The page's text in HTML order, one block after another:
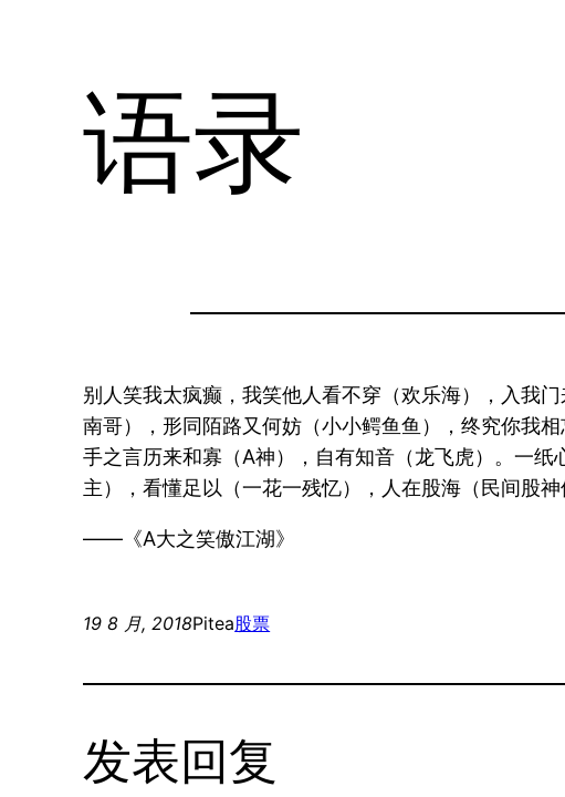
语录
别人笑我太疯癫，我笑他人看不穿（欢乐海），入我
南哥），形同陌路又何妨（小小鳄鱼鱼），终究你我
手之言历来和寡（A神），自有知音（龙飞虎）。一
主），看懂足以（一花一残忆），人在股海（民间股
——《A大之笑傲江湖》
19 8 月, 2018Pitea股票
发表回复